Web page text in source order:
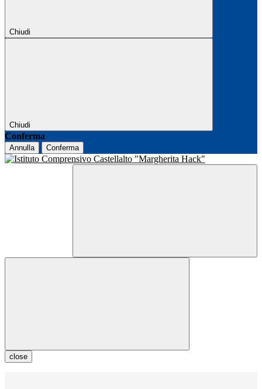
Chiudi
Chiudi
Conferma
Annulla Conferma
close